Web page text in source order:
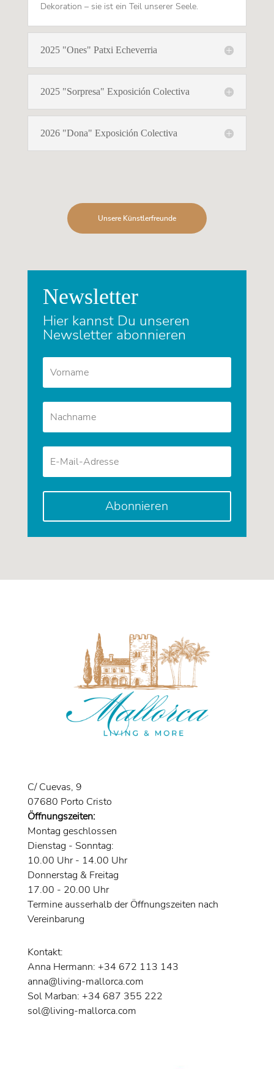
Dekoration – sie ist ein Teil unserer Seele.
2025 "Ones" Patxi Echeverria
2025 "Sorpresa" Exposición Colectiva
2026 "Dona" Exposición Colectiva
Unsere Künstlerfreunde
Newsletter
Hier kannst Du unseren
Newsletter abonnieren
Abonnieren
C/ Cuevas, 9
07680 Porto Cristo
Öffnungszeiten:
Montag geschlossen
Dienstag - Sonntag:
10.00 Uhr - 14.00 Uhr
Donnerstag & Freitag
17.00 - 20.00 Uhr
Termine ausserhalb der Öffnungszeiten nach
Vereinbarung
Kontakt:
Anna Hermann: +34 672 113 143
anna@living-mallorca.com
Sol Marban: +34 687 355 222
sol@living-mallorca.com